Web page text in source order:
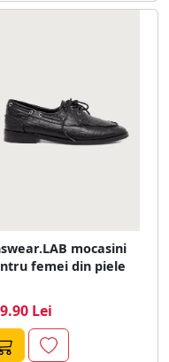
mocasini
femei din piele
Lei